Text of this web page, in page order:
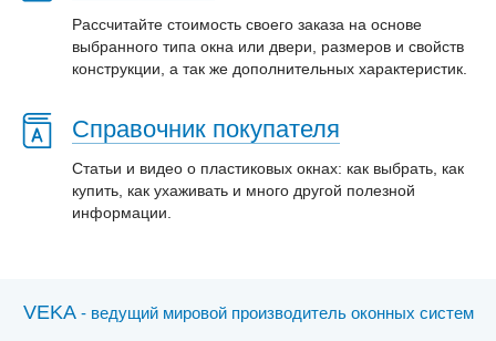
Рассчитайте стоимость своего заказа на основе
выбранного типа окна или двери, размеров и свойств
конструкции, а так же дополнительных характеристик.
Справочник покупателя
Статьи и видео о пластиковых окнах: как выбрать, как
купить, как ухаживать и много другой полезной
информации.
VEKA - ведущий мировой производитель оконных систем